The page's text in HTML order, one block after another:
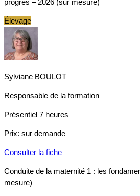
Élevage
Sylviane BOULOT
Responsable de la formation
Présentiel 7 heures
Prix: sur demande
Consulter la fiche
Conduite de la maternité 1 : les
mesure)